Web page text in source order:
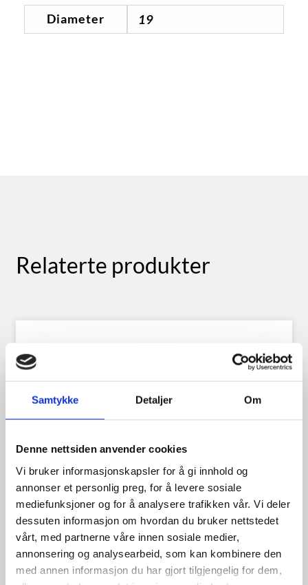
Samtykke Detaljer Om
Denne nettsiden anvender cookies
Vi bruker informasjonskapsler for å gi innhold og
annonser et personlig preg, for å levere sosiale
mediefunksjoner og for å analysere trafikken vår. Vi deler
dessuten informasjon om hvordan du bruker nettstedet
vårt, med partnerne våre innen sosiale medier,
annonsering og analysearbeid, som kan kombinere den
med annen informasjon du har gjort tilgjengelig for dem,
Diameter 19
Relaterte produkter
Landsail CT6 195/50R13 104N